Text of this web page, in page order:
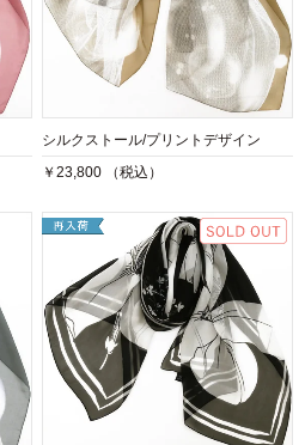
シルクストール/プリントデザイン
￥23,800 （税込）